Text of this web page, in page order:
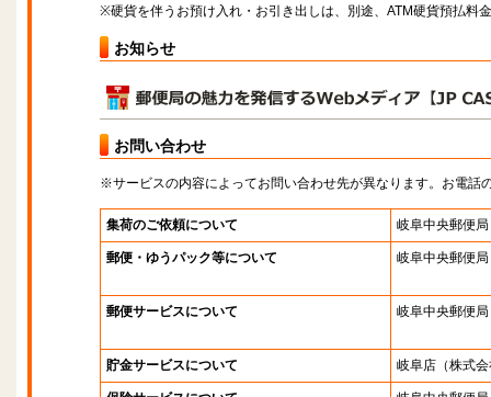
※硬貨を伴うお預け入れ・お引き出しは、別途、ATM硬貨預払料
お知らせ
お問い合わせ
※サービスの内容によってお問い合わせ先が異なります。お電話
集荷のご依頼について 岐阜中央郵便局
郵便・ゆうパック等について 岐阜中央郵便局
郵便サービスについて 岐阜中央郵便局
貯金サービスについて 岐阜店 （株式